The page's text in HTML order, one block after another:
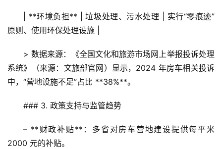
景
消
| **环境负担** | 垃圾处理、污水处理 | 实行“零痕迹”
原则、使用环保处理设施 |
> 数据来源：《全国文化和旅游市场网上举报投诉处理
系统》（来源：文旅部官网）显示，2024 年房车相关投诉
中，“营地设施不足”占比 **38%**。
### 3. 政策支持与监管趋势
– **财政补贴**：多省对房车营地建设提供每平米
2000 元的补贴。